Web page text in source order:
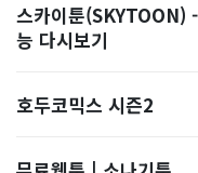
스카이툰(SKYTOON)
능 다시보기
호두코믹스 시즌2